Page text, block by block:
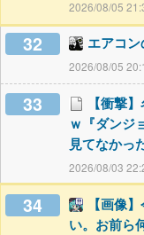
2026/08/05
32 エアコ
2026/08/05
33
【衝撃
ｗ『ダンジ
見てなか
2026/08/03
34
【画像
い。お前ら